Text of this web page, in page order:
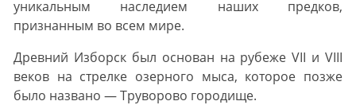
уникальным наследием наших предков,
признанным во всем мире.
Древний Изборск был основан на рубеже VII и VIII
веков на стрелке озерного мыса, которое позже
было названо — Труворово городище.